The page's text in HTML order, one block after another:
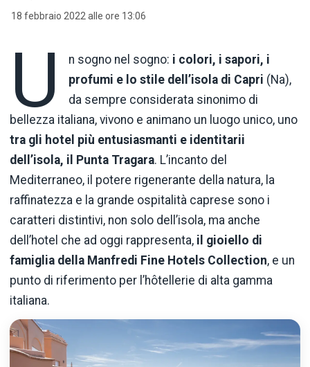
18 febbraio 2022 alle ore 13:06
U n sogno nel sogno: i colori, i sapori, i
profumi e lo stile dell’isola di Capri (Na),
da sempre considerata sinonimo di
bellezza italiana, vivono e animano un luogo unico, uno
tra gli hotel più entusiasmanti e identitarii
dell’isola, il Punta Tragara. L’incanto del
Mediterraneo, il potere rigenerante della natura, la
raffinatezza e la grande ospitalità caprese sono i
caratteri distintivi, non solo dell’isola, ma anche
dell’hotel che ad oggi rappresenta, il gioiello di
famiglia della Manfredi Fine Hotels Collection, e un
punto di riferimento per l’hôtellerie di alta gamma
italiana.